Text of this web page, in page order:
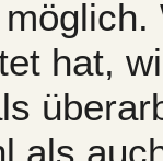
hat,
als